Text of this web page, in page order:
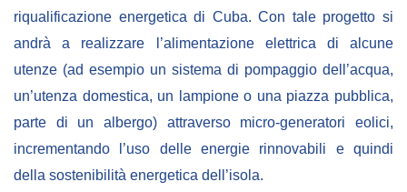
riqualificazione energetica di Cuba. Con tale progetto si
andrà a realizzare l’alimentazione elettrica di alcune
utenze (ad esempio un sistema di pompaggio dell’acqua,
un’utenza domestica, un lampione o una piazza pubblica,
parte di un albergo) attraverso micro-generatori eolici,
incrementando l’uso delle energie rinnovabili e quindi
della sostenibilità energetica dell’isola.